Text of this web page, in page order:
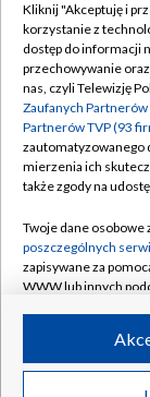
Abonament
Emisja w TVP
Centrum
Naziemna
Rada
System NOS
Informacje o
Program dla
©2026
Kliknij "Akceptuję i
korzystanie z
dostęp do informacji
przechowywanie
nas, czyli Telewizję
Zaufanych
Partnerów TVP (93
zautomatyzowanego
mierzenia ich
także zgody na
Twoje dane osobowe
poszczególnych
zapisywane za
WWW lub innych
ruchu w Internecie.
Twoje dane